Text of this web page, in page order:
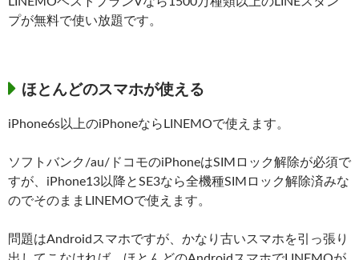
プが無料で使い放題です。
ほとんどのスマホが使える
iPhone6s以上のiPhoneならLINEMOで使えます。
ソフトバンク/au/ドコモのiPhoneはSIMロック解除が必須で
すが、iPhone13以降とSE3なら全機種SIMロック解除済みな
のでそのままLINEMOで使えます。
問題はAndroidスマホですが、かなり古いスマホを引っ張り